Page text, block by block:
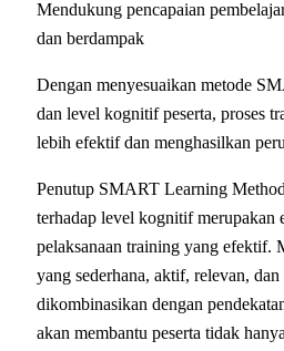
Mendukung pencapaian
dan berdampak
Dengan menyesuaikan metode
dan level kognitif peserta, proses
lebih efektif dan menghasilkan
Penutup SMART Learning
terhadap level kognitif merupakan
pelaksanaan training yang efektif.
yang sederhana, aktif, relevan,
dikombinasikan dengan
akan membantu peserta tidak